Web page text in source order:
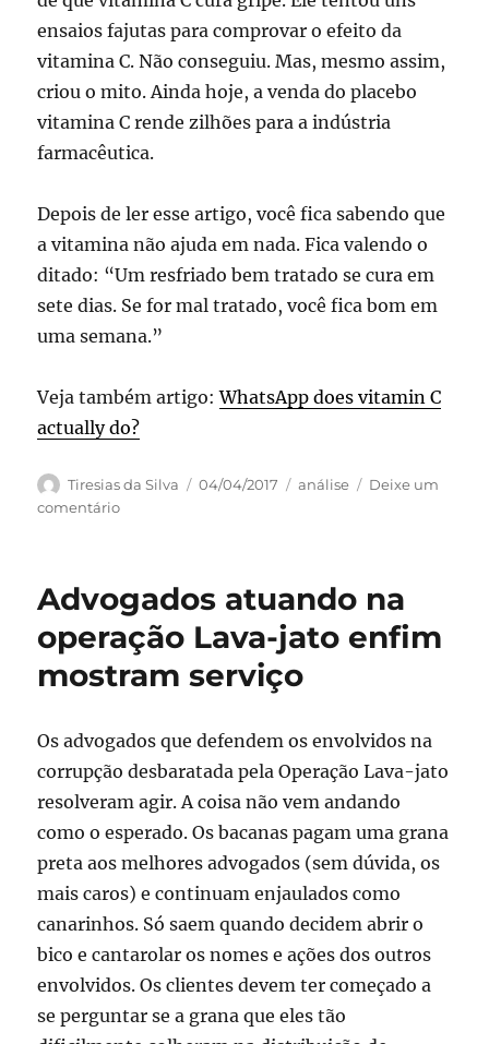
ensaios fajutas para comprovar o efeito da
vitamina C. Não conseguiu. Mas, mesmo assim,
criou o mito. Ainda hoje, a venda do placebo
vitamina C rende zilhões para a indústria
farmacêutica.
Depois de ler esse artigo, você fica sabendo que
a vitamina não ajuda em nada. Fica valendo o
ditado: “Um resfriado bem tratado se cura em
sete dias. Se for mal tratado, você fica bom em
uma semana.”
Veja também artigo:WhatsApp does vitamin C
actually do?
Autor
Tiresias da Silva
Publicado
04/04/2017 Categorias
análise
Deixe um
comentárioem
Vitamina
C
Advogados atuando na
operação Lava-jato enfim
mostram serviço
Os advogados que defendem os envolvidos na
corrupção desbaratada pela Operação Lava-jato
resolveram agir. A coisa não vem andando
como o esperado. Os bacanas pagam uma grana
preta aos melhores advogados (sem dúvida, os
mais caros) e continuam enjaulados como
canarinhos. Só saem quando decidem abrir o
bico e cantarolar os nomes e ações dos outros
envolvidos. Os clientes devem ter começado a
se perguntar se a grana que eles tão